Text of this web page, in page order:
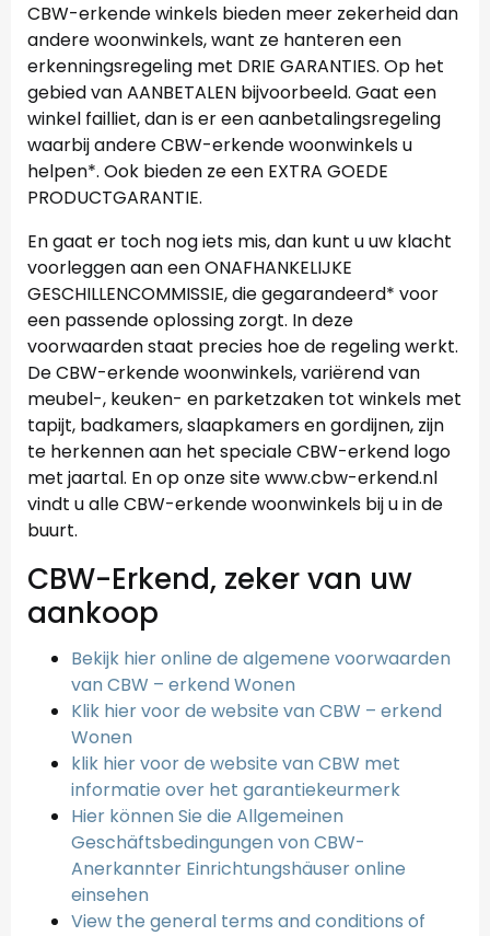
CBW-erkende winkels bieden meer zekerheid dan
andere woonwinkels, want ze hanteren een
erkenningsregeling met DRIE GARANTIES. Op het
gebied van AANBETALEN bijvoorbeeld. Gaat een
winkel failliet, dan is er een aanbetalingsregeling
waarbij andere CBW-erkende woonwinkels u
helpen*. Ook bieden ze een EXTRA GOEDE
PRODUCTGARANTIE.
En gaat er toch nog iets mis, dan kunt u uw klacht
voorleggen aan een ONAFHANKELIJKE
GESCHILLENCOMMISSIE, die gegarandeerd* voor
een passende oplossing zorgt. In deze
voorwaarden staat precies hoe de regeling werkt.
De CBW-erkende woonwinkels, variërend van
meubel-, keuken- en parketzaken tot winkels met
tapijt, badkamers, slaapkamers en gordijnen, zijn
te herkennen aan het speciale CBW-erkend logo
met jaartal. En op onze site www.cbw-erkend.nl
vindt u alle CBW-erkende woonwinkels bij u in de
buurt.
CBW-Erkend, zeker van uw
aankoop
Bekijk hier online de algemene voorwaarden
van CBW – erkend Wonen
Klik hier voor de website van CBW – erkend
Wonen
klik hier voor de website van CBW met
informatie over het garantiekeurmerk
Hier können Sie die Allgemeinen
Geschäftsbedingungen von CBW-
Anerkannter Einrichtungshäuser online
einsehen
View the general terms and conditions of